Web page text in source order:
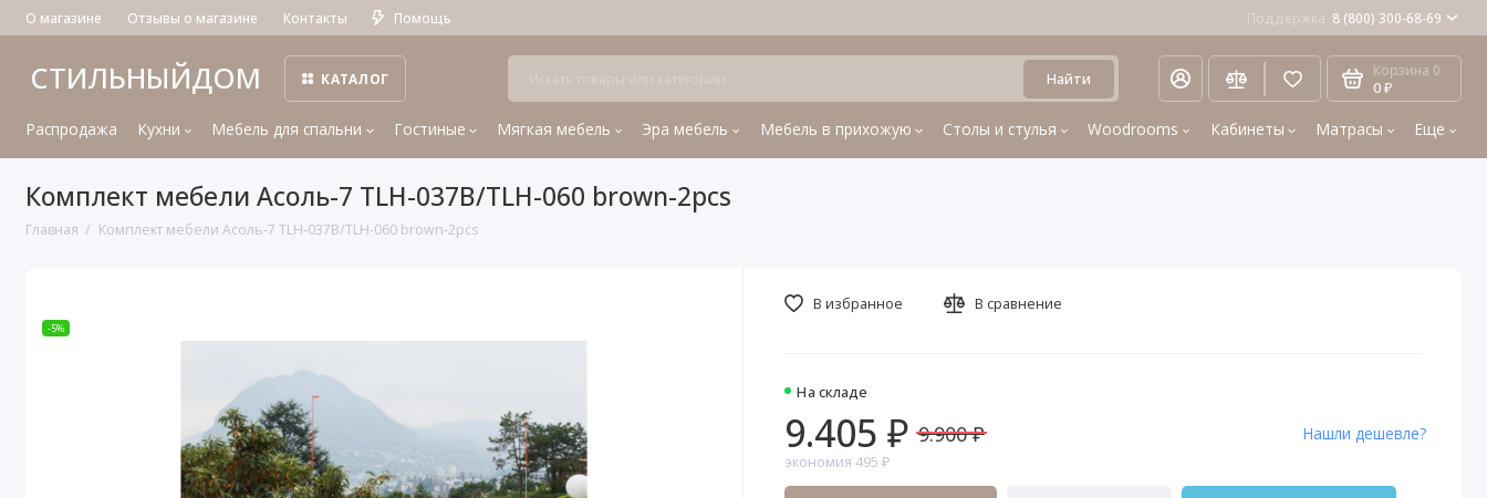
О магазине Отзывы о магазине Контакты Помощь Поддержка 8 (800) 300-68-69
СТИЛЬНЫЙДОМ КАТАЛОГ Найти Корзина 0
0 ₽
Распродажа Кухни Мебель для спальни Гостиные Мягкая мебель Эра мебель Мебель в прихожую Столы и стулья Woodrooms Кабинеты Матрасы Еще
Комплект мебели Асоль-7 TLH-037B/TLH-060 brown-2pcs
Главная Комплект мебели Асоль-7 TLH-037B/TLH-060 brown-2pcs
-5%
На складе
9.405 ₽ 9.900 ₽
экономия 495 ₽
Нашли дешевле?
В избранное В сравнение